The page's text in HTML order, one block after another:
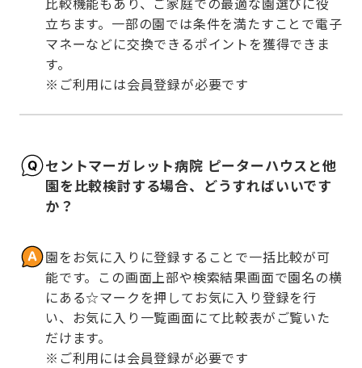
立ちます。一部の園では条件を満たすことで電子
マネーなどに交換できるポイントを獲得できま
す。
※ご利用には会員登録が必要です
セントマーガレット病院 ピーターハウスと他
園を比較検討する場合、どうすればいいです
か？
園をお気に入りに登録することで一括比較が可
能です。この画面上部や検索結果画面で園名の横
にある☆マークを押してお気に入り登録を行
い、お気に入り一覧画面にて比較表がご覧いた
だけます。
※ご利用には会員登録が必要です